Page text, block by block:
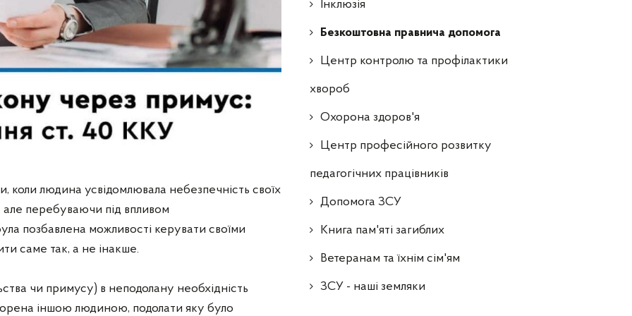
Інклюзія
Безкоштовна правнича допомога
Центр контролю та профілактики
хвороб
Охорона здоров'я
Центр професійного розвитку
педагогічних працівників
Допомога ЗСУ
Книга пам'яті загиблих
Ветеранам та їхнім сім'ям
ЗСУ - наші земляки
коли людина усвідомлювала небезпечність своїх
але перебуваючи під впливом
позбавлена можливості керувати своїми
саме так, а не інакше.
чи примусу) в неподолану необхідність
іншою людиною, подолати яку було